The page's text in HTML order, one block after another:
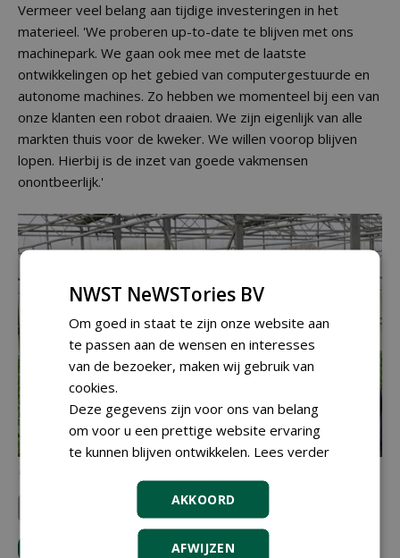
Vermeer veel belang aan tijdige investeringen in het
materieel. 'We proberen up-to-date te blijven met ons
machinepark. We gaan ook mee met de laatste
ontwikkelingen op het gebied van computergestuurde en
autonome machines. Zo hebben we momenteel bij een van
onze klanten een robot draaien. We zijn eigenlijk van alle
markten thuis voor de kweker. We willen voorop blijven
lopen. Hierbij is de inzet van goede vakmensen
onontbeerlijk.'
Oppotbedrijf.nl
met je e-mailadres om te reageren.
NWST NeWSTories BV
Om goed in staat te zijn onze website aan
te passen aan de wensen en interesses
van de bezoeker, maken wij gebruik van
cookies.
Deze gegevens zijn voor ons van belang
om voor u een prettige website ervaring
te kunnen blijven ontwikkelen. Lees verder
AKKOORD
AFWIJZEN